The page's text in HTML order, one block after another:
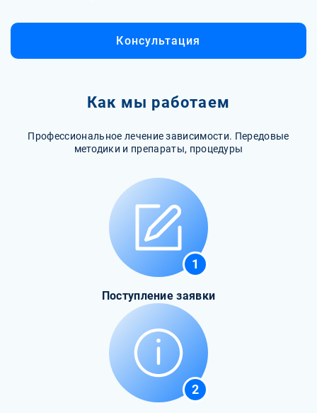
Консультация
Как мы работаем
Профессиональное лечение зависимости. Передовые
методики и препараты, процедуры
1
Поступление заявки
2